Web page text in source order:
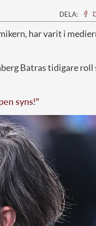
DELA:
har varit i
Batras tidigare roll
syns!”